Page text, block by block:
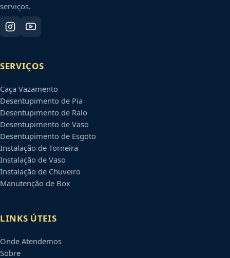
serviços.
SERVIÇOS
Caça Vazamento
Desentupimento de Pia
Desentupimento de Ralo
Desentupimento de Vaso
Desentupimento de Esgoto
Instalação de Torneira
Instalação de Vaso
Instalação de Chuveiro
Manutenção de Box
LINKS ÚTEIS
Onde Atendemos
Sobre